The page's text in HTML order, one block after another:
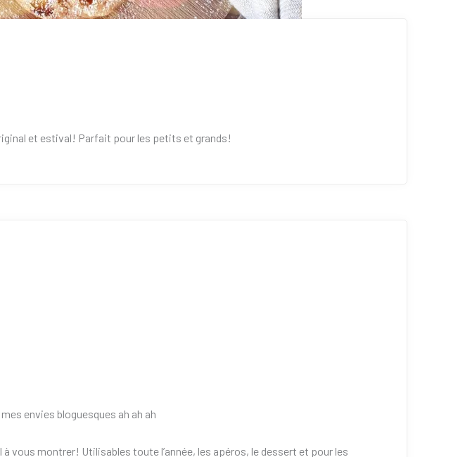
et estival! Parfait pour les petits et grands!
envies bloguesques ah ah ah
vous montrer! Utilisables toute l’année, les apéros, le dessert et pour les